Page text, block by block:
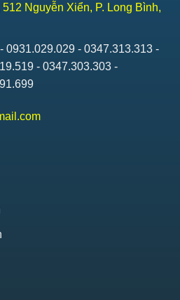
Nguyễn Xiển, P. Long Bình,
0931.029.029 - 0347.313.313 -
- 0347.303.303 -